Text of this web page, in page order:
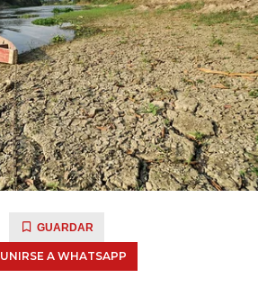
GUARDAR
UNIRSE A WHATSAPP